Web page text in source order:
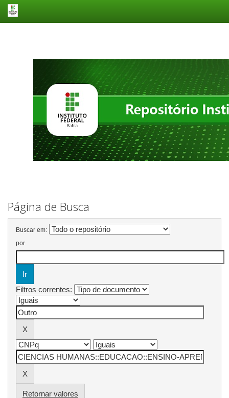
Página de Busca
Buscar em:
por
Filtros correntes:
Retornar valores